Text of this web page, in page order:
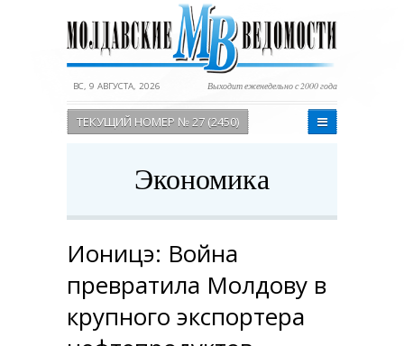
ВС, 9 АВГУСТА, 2026 Выходит еженедельно с 2000 года
ТЕКУЩИЙ НОМЕР № 27 (2450)
Экономика
Ионицэ: Война
превратила Молдову в
крупного экспортера